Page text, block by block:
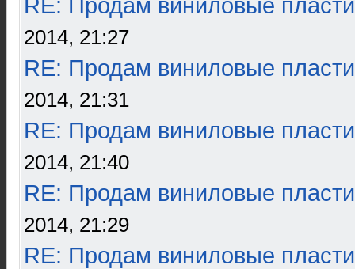
RE: Продам виниловые
2014, 21:27
RE: Продам виниловые
2014, 21:31
RE: Продам виниловые
2014, 21:40
RE: Продам виниловые
2014, 21:29
RE: Продам виниловые